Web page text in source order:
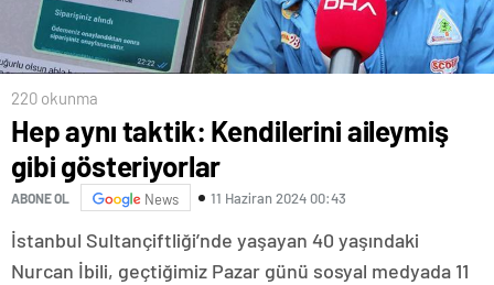
220 okunma
Hep aynı taktik: Kendilerini aileymiş
gibi gösteriyorlar
ABONE OL News 11 Haziran 2024 00:43
İstanbul Sultançiftliği’nde yaşayan 40 yaşındaki
Nurcan İbili, geçtiğimiz Pazar günü sosyal medyada 11